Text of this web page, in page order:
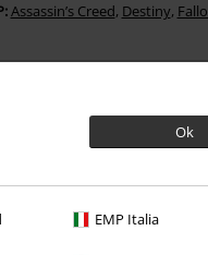
Ok
EMP Italia
Assassin’s Creed, Destiny,